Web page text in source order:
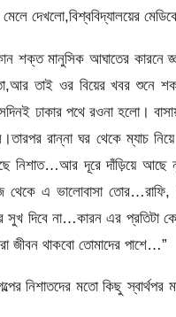
দেখলো,বিশ্ববিদ্যালয়ের
মানুসিক আঘাতের কারনে
তাই ওর বিয়ের খবর
ঢাকার পথে রওনা হলো।
রান্না ঘর থেকে
নিশাত…আর দূরে দাঁড়িয়ে আছে
এ ভালোবাসা
সুখ দিবে না…কারন এর প্রতিটা
জীবন থাকবো তোমাদের পাশে…”
নিশাতদের মতো কিছু